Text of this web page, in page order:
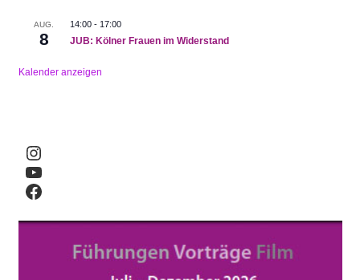
AUG.
8
14:00- 17:00
JUB: Kölner Frauen im Widerstand
Kalender anzeigen
Instagram
YouTube
Facebook